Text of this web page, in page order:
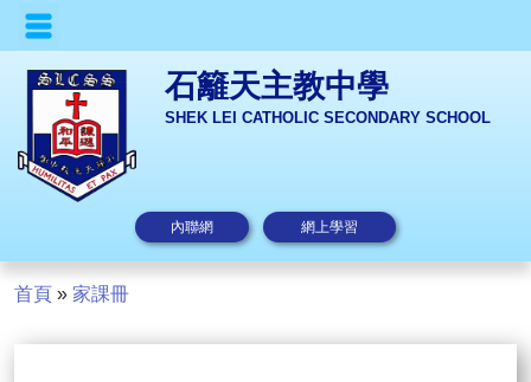
石籬天主教中學
SHEK LEI CATHOLIC SECONDARY SCHOOL
內聯網 網上學習
首頁 » 家課冊